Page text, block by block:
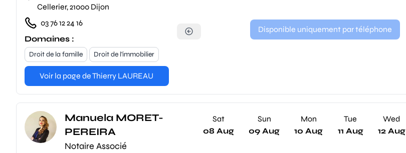
Cellerier, 21000 Dijon
03 76 12 24 16
Domaines :
Droit de la famille Droit de l'immobilier
Voir la page de Thierry LAUREAU
Disponible uniquement par téléphone
Manuela MORET-
PEREIRA
Notaire Associé
Sat
08 Aug
Sun
09 Aug
Mon
10 Aug
Tue
11 Aug
Wed
12 Aug